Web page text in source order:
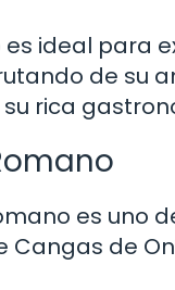
es ideal para
de su
rica
es uno
Cangas de